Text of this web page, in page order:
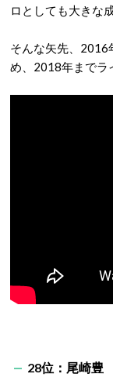
ロとしても大きな
そんな矢先、2016
め、2018年までラ
28位：尾崎豊